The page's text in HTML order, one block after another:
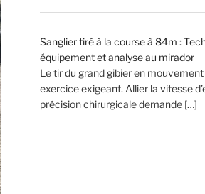
Sanglier tiré à la course à 84m :
équipement et analyse au mirador
Le tir du grand gibier en
exercice exigeant. Allier la vitesse
précision chirurgicale demande […]